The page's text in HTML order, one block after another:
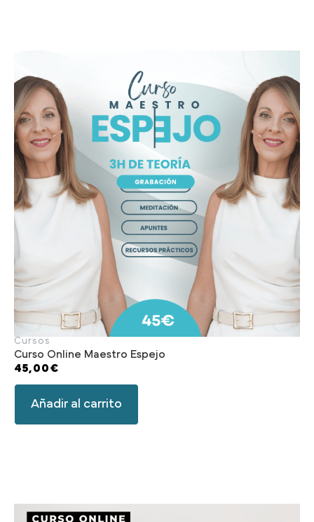
Cursos
Curso Online Maestro Espejo
45,00€
Añadir al carrito